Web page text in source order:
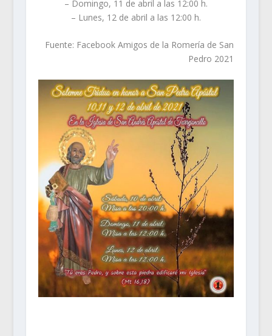
– Domingo, 11 de abril a las 12:00 h.
– Lunes, 12 de abril a las 12:00 h.
Fuente: Facebook Amigos de la Romería de San
Pedro 2021